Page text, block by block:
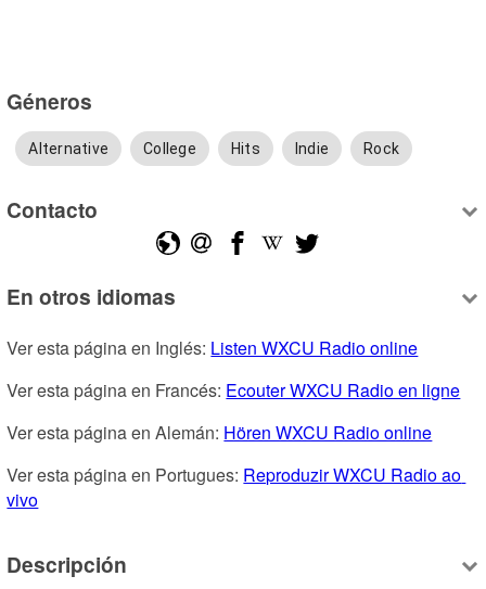
Géneros
Alternative College Hits Indie Rock
Contacto
En otros idiomas
Ver esta página en Inglés: Listen WXCU Radio online
Ver esta página en Francés: Ecouter WXCU Radio en ligne
Ver esta página en Alemán: Hören WXCU Radio online
Ver esta página en Portugues: Reproduzir WXCU Radio ao
vivo
Descripción